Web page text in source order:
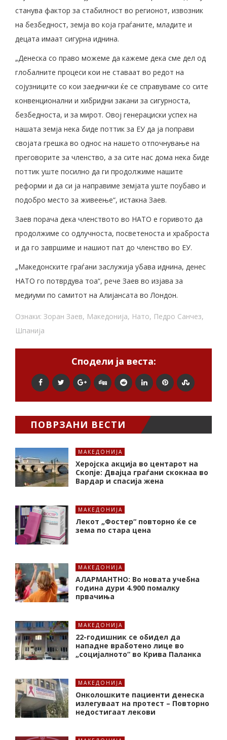
станува фактор за стабилност во регионот, извозник
на безбедност, земја во која граѓаните, младите и
децата имаат сигурна иднина.
„Денеска со право можеме да кажеме дека сме дел од
глобалните процеси кои не ставаат во редот на
сојузниците со кои заеднички ќе се справуваме со сите
конвенционални и хибридни закани за сигурноста,
безбедноста, и за мирот. Овој генерациски успех на
нашата земја нека биде поттик за ЕУ да ја поправи
својата грешка во однос на нашето отпочнување на
преговорите за членство, а за сите нас дома нека биде
поттик уште посилно да ги продолжиме нашите
реформи и да си ја направиме земјата уште поубаво и
подобро место за живеење“, истакна Заев.
Заев порача дека членството во НАТО е горивото да
продолжиме со одлучноста, посветеноста и храброста
и да го завршиме и нашиот пат до членство во ЕУ.
„Македонските граѓани заслужија убава иднина, денес
НАТО го потврдува тоа“, рече Заев во изјава за
медиуми по самитот на Алијансата во Лондон.
Ознаки: Зоран Заев, Македонија, Нато, Педро Санчез,
Шпанија
Сподели ја веста:
ПОВРЗАНИ ВЕСТИ
МАКЕДОНИЈА
Херојска акција во центарот на
Скопје: Двајца граѓани скокнаа во
Вардар и спасија жена
МАКЕДОНИЈА
Лекот „Фостер“ повторно ќе се
зема по стара цена
МАКЕДОНИЈА
АЛАРМАНТНО: Во новата учебна
година дури 4.900 помалку
првачиња
МАКЕДОНИЈА
22-годишник се обидел да
нападне вработено лице во
„социјалното“ во Крива Паланка
МАКЕДОНИЈА
Онколошките пациенти денеска
излегуваат на протест – Повторно
недостигаат лекови